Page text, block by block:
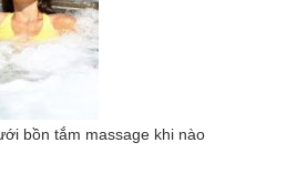
bồn tắm massage khi nào